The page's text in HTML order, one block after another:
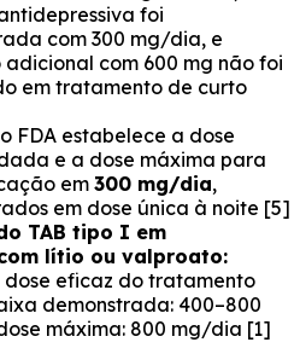
foi
com 300 mg/dia, e
adicional com 600 mg não foi
em tratamento de curto
FDA estabelece a dose
e a dose máxima para
em 300 mg/dia,
em dose única à noite [5]
TAB tipo I em
lítio ou valproato:
dose eficaz do tratamento
demonstrada: 400–800
máxima: 800 mg/dia [1]